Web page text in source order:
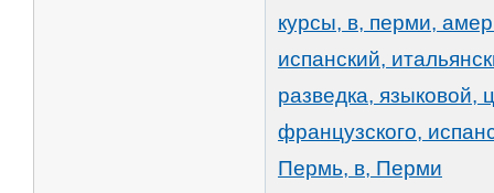
курсы, в, перми,
испанский,
разведка, языковой,
французского,
Пермь, в, Перми